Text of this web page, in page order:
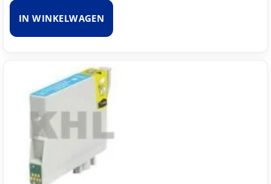
IN WINKELWAGEN